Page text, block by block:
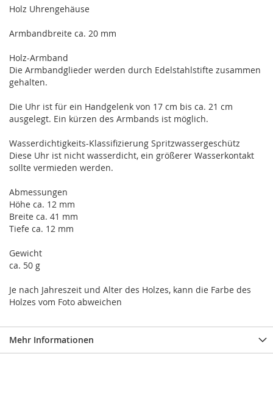
Holz Uhrengehäuse
Armbandbreite ca. 20 mm
Holz-Armband
Die Armbandglieder werden durch Edelstahlstifte zusammen
gehalten.
Die Uhr ist für ein Handgelenk von 17 cm bis ca. 21 cm
ausgelegt. Ein kürzen des Armbands ist möglich.
Wasserdichtigkeits-Klassifizierung Spritzwassergeschütz
Diese Uhr ist nicht wasserdicht, ein größerer Wasserkontakt
sollte vermieden werden.
Abmessungen
Höhe ca. 12 mm
Breite ca. 41 mm
Tiefe ca. 12 mm
Gewicht
ca. 50 g
Je nach Jahreszeit und Alter des Holzes, kann die Farbe des
Holzes vom Foto abweichen
Mehr Informationen